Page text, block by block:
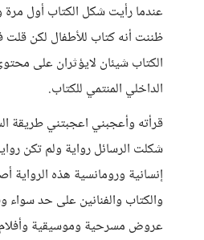
عندما رأيت شكل الكتاب أول
ظننت أنه كتاب للأطفال لكن
الكتاب شيئان لايؤثران على
الداخلي المنتمي للكتاب.
قرأته وأعجبني اعجبتني طريقة
شكلت الرسائل رواية ولم تكن
إنسانية ورومانسية هذه الرواية
والكتاب والفنانين على حد سواء
عروض مسرحية وموسيقية